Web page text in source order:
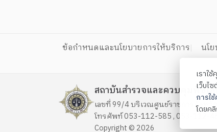
ข้อกำหนดและนโยบายการให้บริการ นโ
สถาบันสำรวจและควบคุมพืชเ
เลขที่ 99/4 บริเวณศูนย์ราชการจังหวั
โทรศัพท์ 053-112-585 , 053-112-
Copyright © 2026
เราใ
เว็บไ
การใ
โดยค